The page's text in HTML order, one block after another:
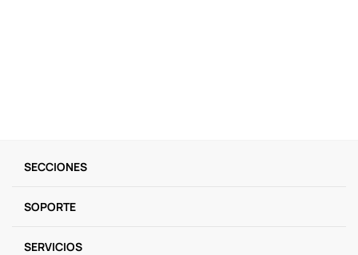
SECCIONES
SOPORTE
SERVICIOS